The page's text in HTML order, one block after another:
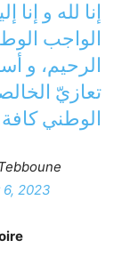
إنا لله و
الواجب
الرحيم، و
تعازيّ
الوطني
2023